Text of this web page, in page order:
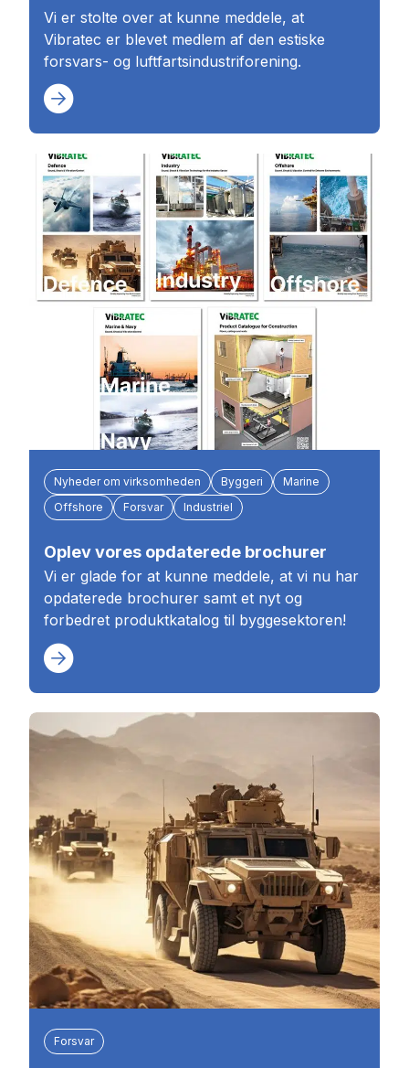
Vi er stolte over at kunne meddele, at
Vibratec er blevet medlem af den estiske
forsvars- og luftfartsindustriforening.
Nyheder om virksomheden Byggeri
Marine
Offshore
Forsvar Industriel
Oplev vores opdaterede brochurer
Vi er glade for at kunne meddele, at vi nu har
opdaterede brochurer samt et nyt og
forbedret produktkatalog til byggesektoren!
Forsvar